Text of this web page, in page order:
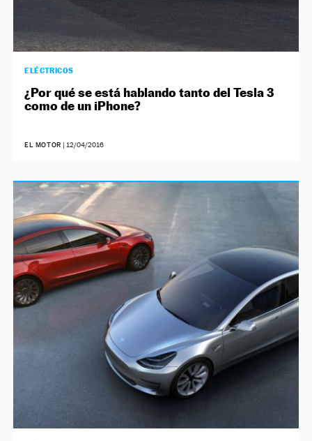
ELÉCTRICOS
¿Por qué se está hablando tanto del Tesla 3
como de un iPhone?
EL MOTOR | 12/04/2016